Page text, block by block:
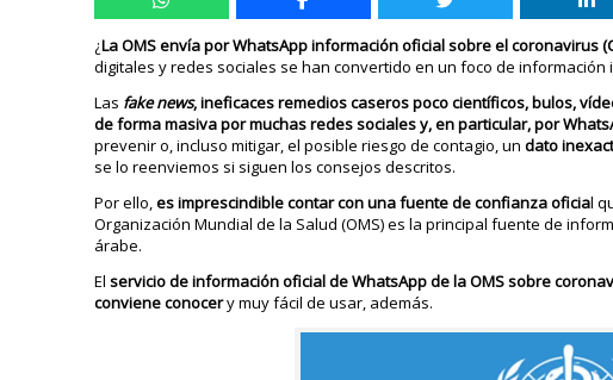
¿La OMS envía por WhatsApp información oficial sobre el coronavirus
digitales y redes sociales se han convertido en un foco de
Las fake news, ineficaces remedios caseros poco científicos, bulos,
de forma masiva por muchas redes sociales y, en particular, por
prevenir o, incluso mitigar, el posible riesgo de contagio, undato
se lo reenviemos si siguen los consejos descritos.
Por ello,es imprescindible contar con una fuente de confianza oficial
Organización Mundial de la Salud (OMS) es la principal fuente de
árabe.
Elservicio de información oficial de WhatsApp de la OMS sobre
conviene conocery muy fácil de usar, además.